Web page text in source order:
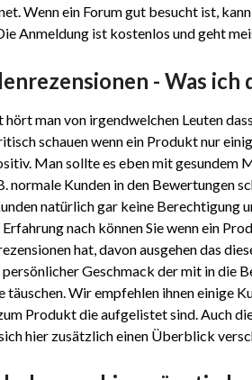
Wenn ein Forum gut besucht ist,
Anmeldung ist kostenlos und geht
- Was ich
man von irgendwelchen Leuten
schauen wenn ein Produkt nur
Man sollte es eben mit gesundem
normale Kunden in den Bewertungen
natürlich gar keine Berechtigung
nach können Sie wenn ein
hat, davon ausgehen das
persönlicher Geschmack der mit in die
täuschen. Wir empfehlen ihnen einige
Produkt die aufgelistet sind. Auch
hier zusätzlich einen Überblick